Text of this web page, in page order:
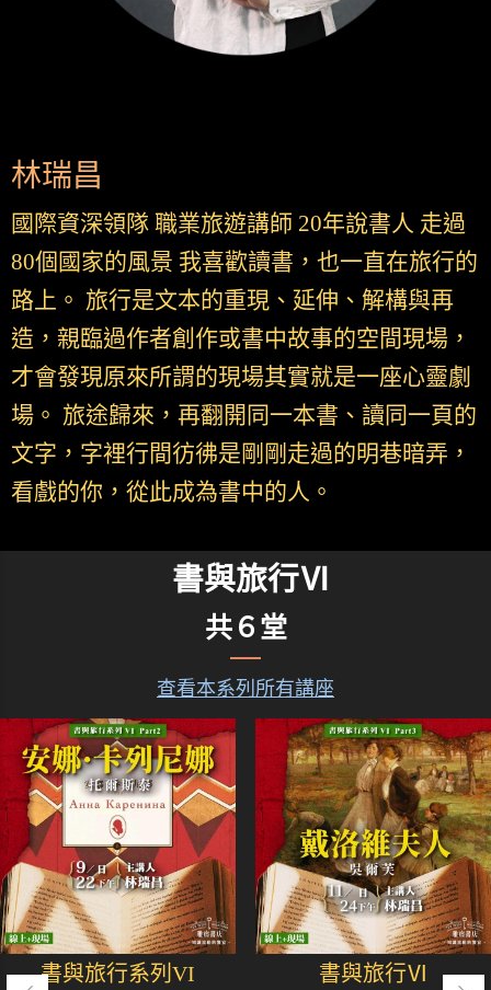
林瑞昌
國際資深領隊 職業旅遊講師 20年說書人 走過
80個國家的風景 我喜歡讀書，也一直在旅行的
路上。 旅行是文本的重現、延伸、解構與再
造，親臨過作者創作或書中故事的空間現場，
才會發現原來所謂的現場其實就是一座心靈劇
場。 旅途歸來，再翻開同一本書、讀同一頁的
文字，字裡行間彷彿是剛剛走過的明巷暗弄，
看戲的你，從此成為書中的人。
書與旅行Ⅵ
共６堂
查看本系列所有講座
書與旅行系列VI
書與旅行Ⅵ